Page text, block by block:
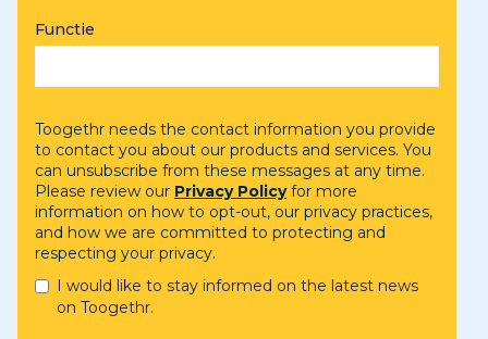
Functie
Toogethr needs the contact information you provide
to contact you about our products and services. You
can unsubscribe from these messages at any time.
Please review our Privacy Policyfor more
information on how to opt-out, our privacy practices,
and how we are committed to protecting and
respecting your privacy.
I would like to stay informed on the latest news
on Toogethr.